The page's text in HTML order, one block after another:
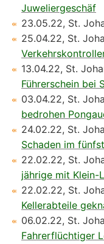
Juweliergeschäf
23.05.22, St.
25.04.22, St.
13.04.22, St.
Führerschein bei
03.04.22, St.
bedrohen
24.02.22, St.
Schaden im
22.02.22, St.
jährige mit Klein-
22.02.22, St.
Kellerabteile
06.02.22, St.
Fahrerflüchtiger